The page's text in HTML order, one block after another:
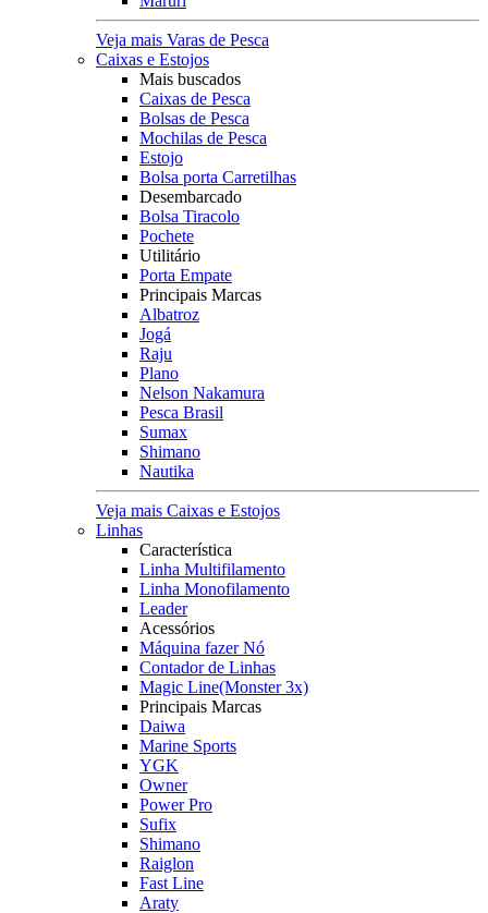
Veja mais Varas de Pesca
Caixas e Estojos
Mais buscados
Caixas de Pesca
Bolsas de Pesca
Mochilas de Pesca
Estojo
Bolsa porta Carretilhas
Desembarcado
Bolsa Tiracolo
Pochete
Utilitário
Porta Empate
Principais Marcas
Albatroz
Jogá
Raju
Plano
Nelson Nakamura
Pesca Brasil
Sumax
Shimano
Nautika
Veja mais Caixas e Estojos
Linhas
Característica
Linha Multifilamento
Linha Monofilamento
Leader
Acessórios
Máquina fazer Nó
Contador de Linhas
Magic Line(Monster 3x)
Principais Marcas
Daiwa
Marine Sports
YGK
Owner
Power Pro
Sufix
Shimano
Raiglon
Fast Line
Araty